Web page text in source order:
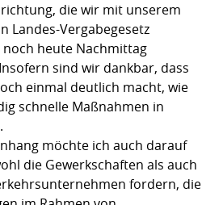
die wir mit unserem
Landes-Vergabegesetz
heute Nachmittag
sind wir dankbar, dass
einmal deutlich macht, wie
schnelle Maßnahmen in
möchte ich auch darauf
die Gewerkschaften als auch
fordern, die